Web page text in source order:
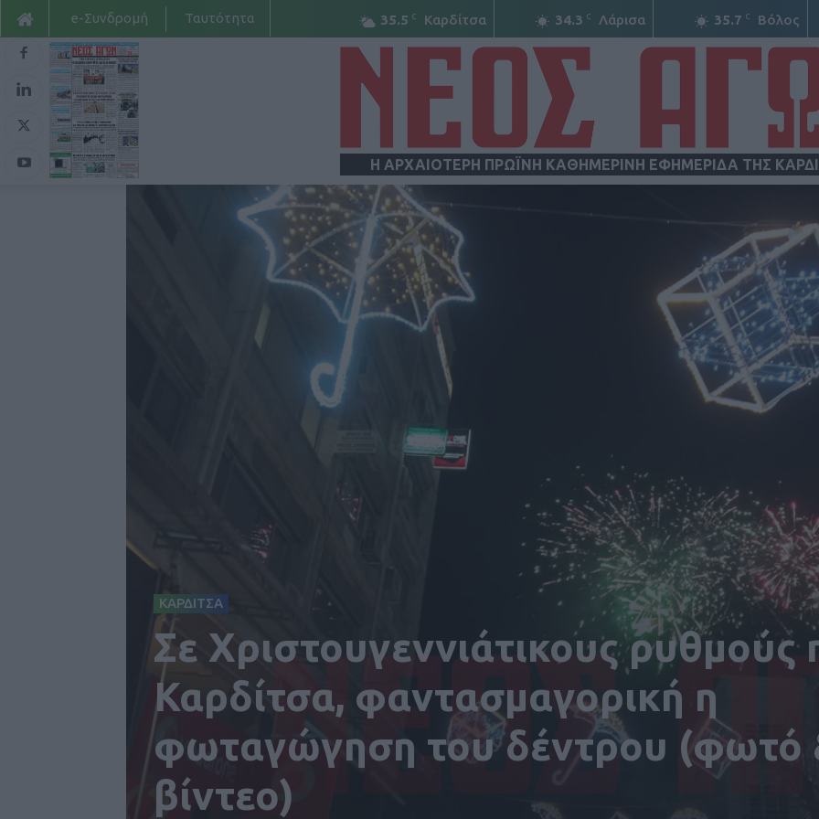
35.5 C Καρδίτσα 34.3 C Λάρισα 35.7 C Βόλος
e-Συνδρομή Ταυτότητα
Η ΑΡΧΑΙΟΤΕΡΗ ΠΡΩΪΝΗ ΚΑΘΗΜΕΡΙΝΗ ΕΦΗΜΕΡΙΔΑ ΤΗΣ
ΚΑΡΔΙΤΣΑ
Σε Χριστουγεννιάτικους ρυθμούς
Καρδίτσα, φαντασμαγορική η
φωταγώγηση του δέντρου (φωτό
βίντεο)